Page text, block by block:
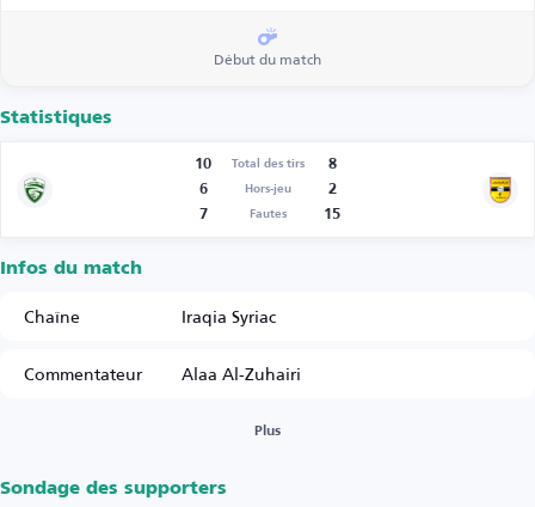
Début du match
Statistiques
10 Total des tirs
8
6
Hors-jeu
2
7
Fautes 15
Infos du match
Chaîne
Iraqia Syriac
Commentateur
Alaa Al-Zuhairi
Plus
Sondage des supporters